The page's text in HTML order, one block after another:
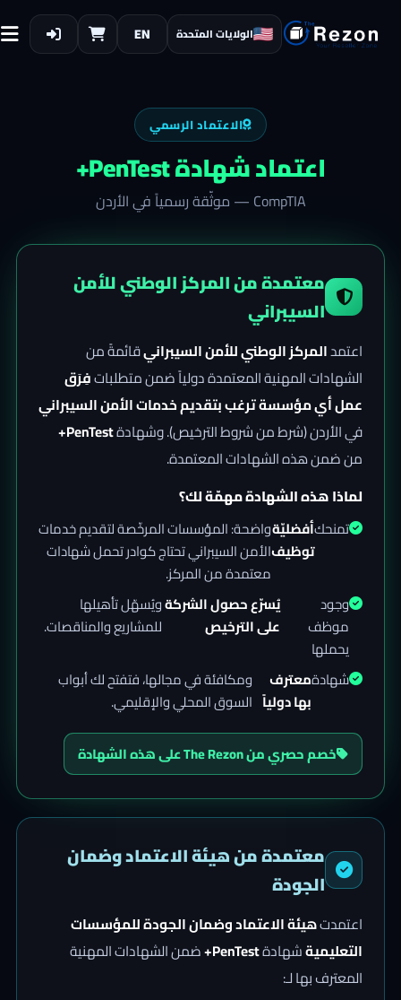
الولايات المتحدة EN
الاعتماد الرسمي
اعتماد شهادةPenTest+
CompTIA — موثّقة رسمياً في الأردن
معتمدة من المركز الوطني للأمن
السيبراني
اعتمدالمركز الوطني للأمن السيبرانيقائمةً من
الشهادات المهنية المعتمدة دولياً ضمن متطلباتفِرَق
عمل أي مؤسسة ترغب بتقديم خدمات الأمن السيبراني
في الأردن (شرط من شروط الترخيص). وشهادةPenTest+
من ضمن هذه الشهادات المعتمدة.
لماذا هذه الشهادة مهمّة لك؟
تمنحكأفضليّة
توظيف
واضحة: المؤسسات المرخّصة لتقديم خدمات
الأمن السيبراني تحتاج كوادر تحمل شهادات
معتمدة من المركز.
وجود
موظف
يحملها
يُسرّع حصول الشركة
على الترخيص
ويُسهّل تأهيلها
للمشاريع والمناقصات.
شهادةمعترف
بها دولياً
ومكافئة في مجالها، فتفتح لك أبواب
السوق المحلي والإقليمي.
خصم حصري من The Rezon على هذه الشهادة
معتمدة من هيئة الاعتماد وضمان
الجودة
اعتمدتهيئة الاعتماد وضمان الجودة للمؤسسات
التعليميةشهادةPenTest+ ضمن الشهادات المهنية
المعترف بها لـ: